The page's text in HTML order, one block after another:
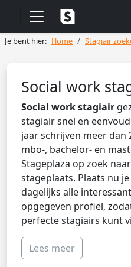
Je bent hier: Home Stagiair
Social work
Social work stagiair
stagiair snel en
jaar schrijven meer dan
mbo-, bachelor- en
Stageplaza op zoek
stageplaats. Plaats nu
dagelijks alle
opgegeven profiel,
perfecte stagiairs kunt
Lees meer